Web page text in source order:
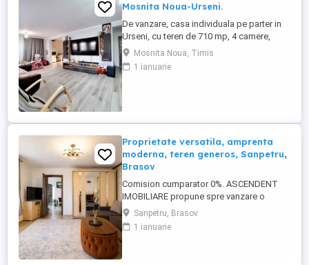
Mosnita Noua-Urseni.
De vanzare, casa individuala pe parter in
Urseni, cu teren de 710 mp, 4 camere,
living, bucatarie, 3 dormitoare, 2 bai,
terasa inchisa, placa de beton si spatiu de
depozitare in pod, acoperis din tigla,
Mosnita Noua, Timis
1 ianuarie
Proprietate versatila, amprenta
moderna, teren generos, Sanpetru,
Brasov
Comision cumparator 0%. ASCENDENT
IMOBILIARE propune spre vanzare o
proprietate cu adevarat speciala, situata in
Sanpetru, intr-o zona foarte accesibila,
apreciata pentru liniste, infrastructura si
Sanpetru, Brasov
1 ianuarie